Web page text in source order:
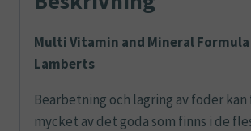
mängd
Multi Vitamin and Mineral Formula
Lamberts
Bearbetning och lagring av foder
mycket av det goda som finns i de